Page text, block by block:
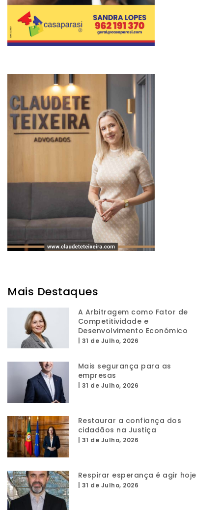
Mais Destaques
A Arbitragem como Fator de
Competitividade e
Desenvolvimento Económico
31 de Julho, 2026
Mais segurança para as
empresas
31 de Julho, 2026
Restaurar a confiança dos
cidadãos na Justiça
31 de Julho, 2026
Respirar esperança é agir hoje
31 de Julho, 2026